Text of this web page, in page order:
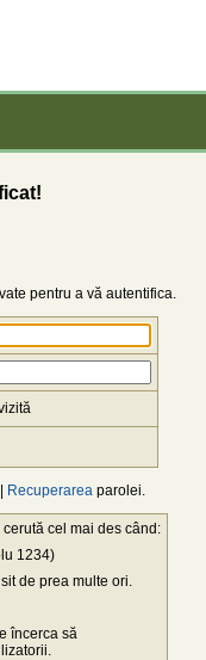
pentru a vă autentifica.
Recuperarea parolei.
cerută cel mai des când:
1234)
de prea multe ori.
încerca să